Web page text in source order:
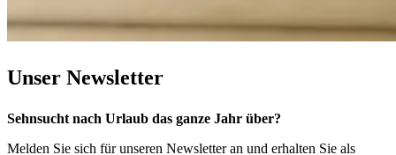
Unser Newsletter
Sehnsucht nach Urlaub das ganze Jahr über?
Melden Sie sich für unseren Newsletter an und erhalten Sie als